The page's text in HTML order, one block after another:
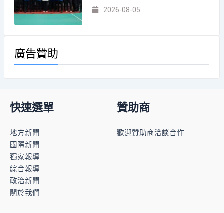
2026-08-05
廣告贊助
快速選單
地方新聞
國際新聞
獨家報導
綜合報導
政治新聞
關於我們
贊助商
歡迎贊助商洽談合作